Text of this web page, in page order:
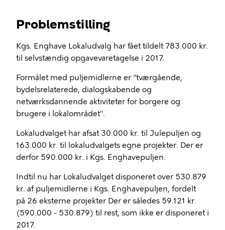
Problemstilling
Kgs. Enghave Lokaludvalg har fået tildelt 783.000 kr.
til selvstændig opgavevaretagelse i 2017.
Formålet med puljemidlerne er "tværgående,
bydelsrelaterede, dialogskabende og
netværksdannende aktiviteter for borgere og
brugere i lokalområdet".
Lokaludvalget har afsat 30.000 kr. til Julepuljen og
163.000 kr. til lokaludvalgets egne projekter. Der er
derfor 590.000 kr. i Kgs. Enghavepuljen.
Indtil nu har Lokaludvalget disponeret over 530.879
kr. af puljemidlerne i Kgs. Enghavepuljen, fordelt
på 26 eksterne projekter Der er således 59.121 kr.
(590.000 - 530.879) til rest, som ikke er disponeret i
2017.